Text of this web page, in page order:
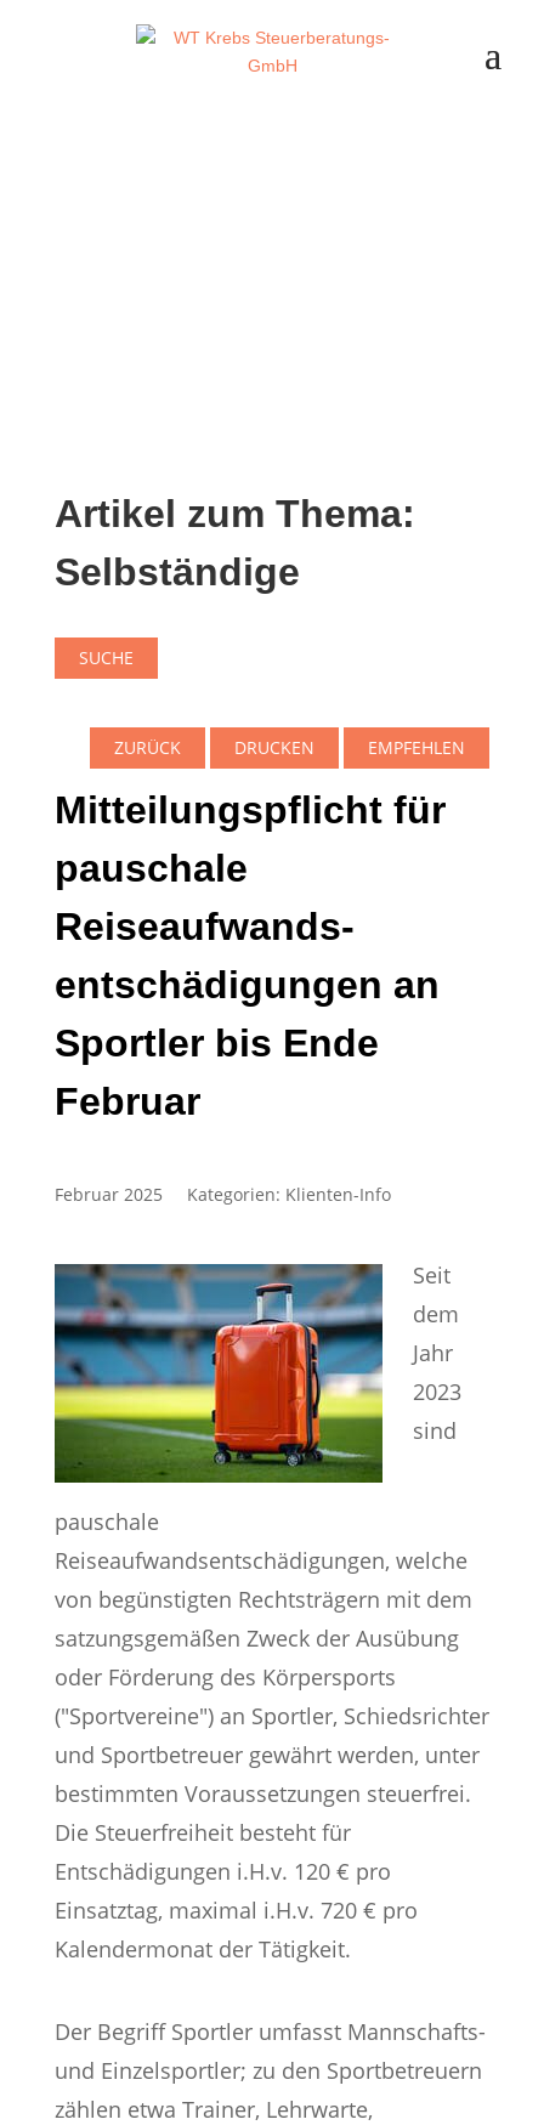
Artikel zum Thema:
Selbständige
SUCHE
ZURÜCK DRUCKEN EMPFEHLEN
Mitteilungspflicht für
pauschale
Reiseaufwands­
entschädigungen an
Sportler bis Ende
Februar
Februar 2025 Kategorien: Klienten-Info
Seit
dem
Jahr
2023
sind
pauschale
Reiseaufwandsentschädigungen, welche
von begünstigten Rechtsträgern mit dem
satzungsgemäßen Zweck der Ausübung
oder Förderung des Körpersports
("Sportvereine") an Sportler, Schiedsrichter
und Sportbetreuer gewährt werden, unter
bestimmten Voraussetzungen steuerfrei.
Die Steuerfreiheit besteht für
Entschädigungen i.H.v. 120 € pro
Einsatztag, maximal i.H.v. 720 € pro
Kalendermonat der Tätigkeit.
Der Begriff Sportler umfasst Mannschafts-
und Einzelsportler; zu den Sportbetreuern
zählen etwa Trainer, Lehrwarte,